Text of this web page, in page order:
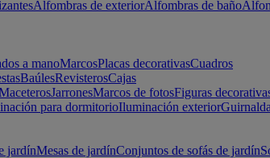
Alfombras de exteriorAlfombras de baño
a manoMarcosPlacas decorativasCuadros
BaúlesRevisterosCajas
JarronesMarcos de fotosFiguras
para dormitorioIluminación exterior
jardínMesas de jardínConjuntos de sofás de jardín